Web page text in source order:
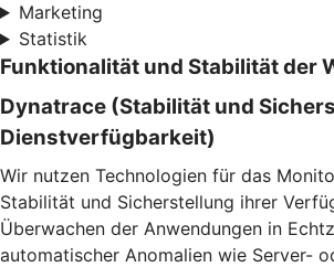
Marketing
Statistik
Funktionalität und Stabilität der
Dynatrace (Stabilität und
Dienstverfügbarkeit)
Wir nutzen Technologien für das
Stabilität und Sicherstellung ihrer
Überwachen der Anwendungen in
automatischer Anomalien wie Server-